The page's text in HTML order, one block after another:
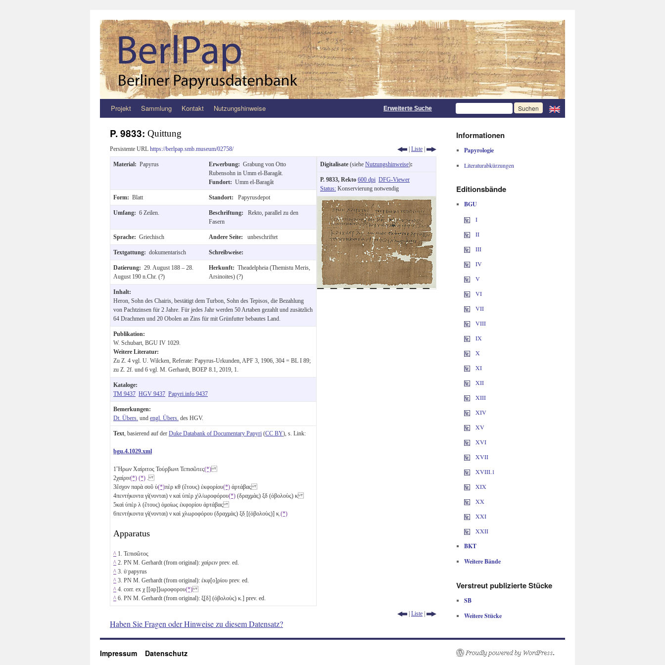
Zum
springen
Projekt Sammlung Kontakt Nutzungshinweise Erweiterte Suche
P. 9833: Quittung
Persistente URL https://berlpap.smb.museum/02758/ | Liste |
Material: Papyrus Erwerbung: Grabung von Otto
Rubensohn in Umm el-Baragât.
Fundort: Umm el-Baragât
Form: Blatt Standort: Papyrusdepot
Umfang: 6 Zeilen. Beschriftung:
Rekto, parallel zu den
Fasern
Sprache: Griechisch Andere Seite: unbeschriftet
Textgattung: dokumentarisch Schreibweise:
Datierung: 29. August 188 – 28.
August 190 n.Chr. (?)
Herkunft: Theadelpheia (Themistu Meris,
Arsinoites) (?)
Inhalt:
Heron, Sohn des Chairis, bestätigt dem Turbon, Sohn des Tepisos, die Bezahlung
von Pachtzinsen für 2 Jahre. Für jedes Jahr werden 50 Artaben gezahlt und zusätzlich
64 Drachmen und 20 Obolen an Zins für mit Grünfutter bebautes Land.
Publikation:
W. Schubart, BGU IV 1029.
Weitere Literatur:
Zu Z. 4 vgl. U. Wilcken, Referate: Papyrus-Urkunden, APF 3, 1906, 304 = BL I 89;
zu Z. 2f. und 6 vgl. M. Gerhardt, BOEP 8.1, 2019, 1.
Kataloge:
TM 9437 HGV 9437 Papyri.info 9437
Bemerkungen:
Dt. Übers. und engl. Übers. des HGV.
Text , basierend auf der Duke Databank of Documentary Papyri (CC BY), s. Link:
bgu.4.1029.xml
1Ἥρων Χαίριτος Τούρβωνι Τεπισῶτες(*)
2χαίριν(*) (*) .
3ἔσχον παρὰ σοῦ ὑ(*)πὲρ κθ (ἔτους) ἐκφο̣ρίου(*) ἀρτάβας
4πεντήκοντα γί(νονται) ν καὶ ὑπὲρ χ\λ/ωροφόρου(*) (δραχμὰς) ξδ (ὀβολοὺς) κ
5καὶ ὑπὲρ λ (ἔτους) ὁμοίως ἐκφορίου ἀρτάβας
6πεντήκοντα γί(νονται) ν καὶ χλωροφόρου (δραχμὰς) ξ̣δ̣ [(ὀβολοὺς)] κ̣ (*)
Apparatus
^ 1. Τεπισῶτος
^ 2. PN M. Gerhardt (from original): χαίρειν prev. ed.
^ 3. ὑ̈ papyrus
^ 3. PN M. Gerhardt (from original): ἐκφ[ο]ρίου prev. ed.
^ 4. corr. ex χ [[αρ]]ωροφορου(*)
^ 6. PN M. Gerhardt (from original): ξ̣[δ] (ὀβολοὺς) κ .] prev. ed.
Digitalisate (siehe Nutzungshinweise):
P. 9833, Rekto 600 dpi DFG-Viewer
Status: Konservierung notwendig
| Liste |
Haben Sie Fragen oder Hinweise zu diesem Datensatz?
Informationen
Papyrologie
Literaturabkürzungen
Editionsbände
BGU
I
II
III
IV
V
VI
VII
VIII
IX
X
XI
XII
XIII
XIV
XV
XVI
XVII
XVIII.1
XIX
XX
XXI
XXII
BKT
Weitere Bände
Verstreut publizierte Stücke
SB
Weitere Stücke
Impressum Datenschutz